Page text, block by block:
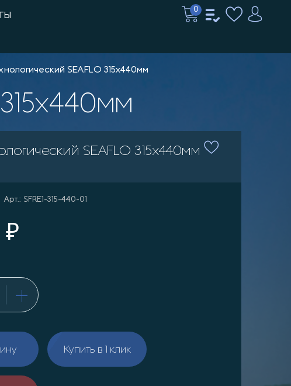
0
SEAFLO 315x440мм
SEAFLO 315x440мм
Арт.: SFRE1-315-440-01
₽
Купить в 1 клик